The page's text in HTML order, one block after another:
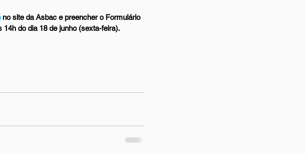
no site da Asbac e preencher o Formulário
do dia 18 de junho (sexta-feira).